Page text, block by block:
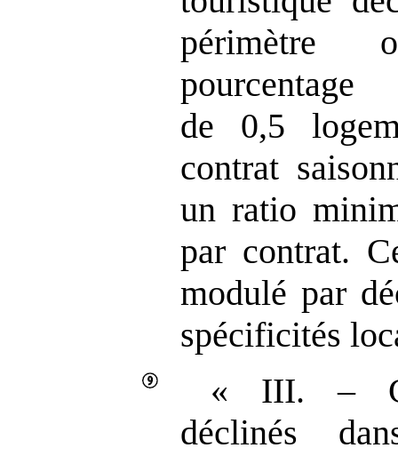
périmètre
de 0,5
contrat
un ratio
par contrat.
modulé par
spécificités
« III. –
déclinés